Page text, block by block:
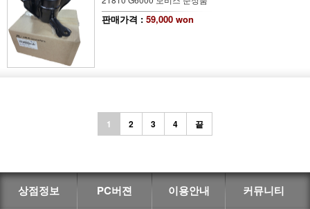
판매가격 : 59,000 won
1 2 3 4 끝
상점정보 PC버젼 이용안내 커뮤니티